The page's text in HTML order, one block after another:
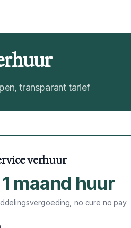
transparant tarief
verhuur
maand huur
no cure no pay